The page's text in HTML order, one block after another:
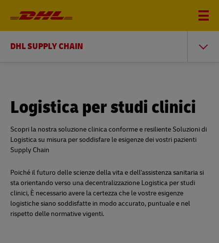
DHL SUPPLY CHAIN
Logistica per studi clinici
Scopri la nostra soluzione clinica conforme e resiliente Soluzioni di
Logistica su misura per soddisfare le esigenze dei vostri pazienti
Supply Chain
Poiché il futuro delle scienze della vita e dell'assistenza sanitaria si
sta orientando verso una decentralizzazione Logistica per studi
clinici, È necessario avere la certezza che le vostre esigenze
logistiche siano soddisfatte in modo accurato, puntuale e nel
rispetto delle normative vigenti.